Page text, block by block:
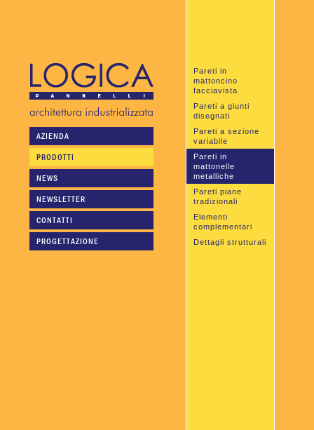
AZIENDA
PRODOTTI
NEWS
NEWSLETTER
CONTATTI
PROGETTAZIONE
Pareti in
mattoncino
facciavista
Pareti a giunti
disegnati
Pareti a sezione
variabile
Pareti in
mattonelle
metalliche
Pareti piane
tradizionali
Elementi
complementari
Dettagli strutturali